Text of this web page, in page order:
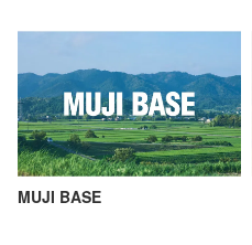
MUJI BASE